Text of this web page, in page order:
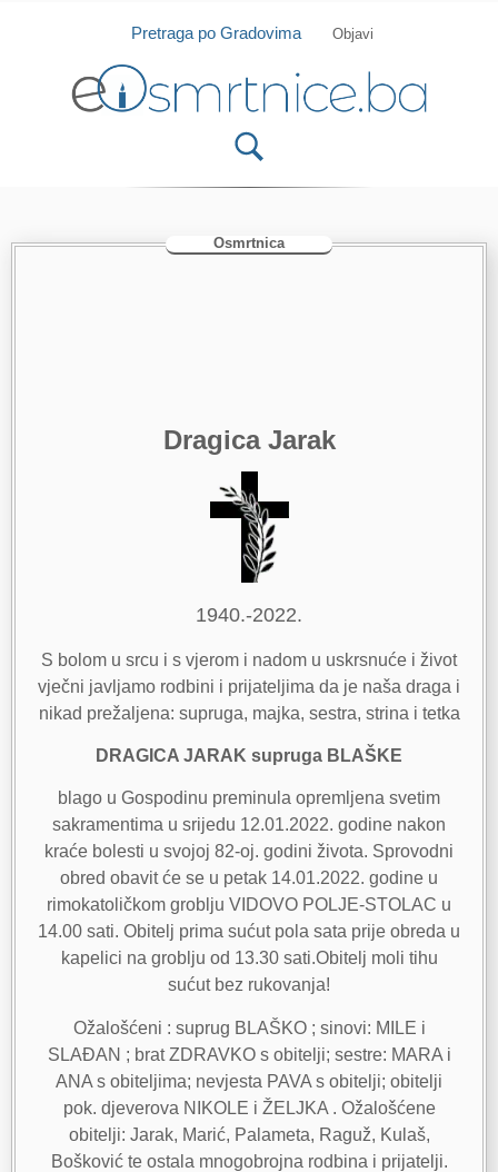
Isprobajte našu Android i IOS aplikaciju
Pretraga po Gradovima Objavi
Osmrtnica
Dragica Jarak
1940.-2022.
S bolom u srcu i s vjerom i nadom u uskrsnuće i život
vječni javljamo rodbini i prijateljima da je naša draga i
nikad prežaljena: supruga, majka, sestra, strina i tetka
DRAGICA JARAK supruga BLAŠKE
blago u Gospodinu preminula opremljena svetim
sakramentima u srijedu 12.01.2022. godine nakon
kraće bolesti u svojoj 82-oj. godini života. Sprovodni
obred obavit će se u petak 14.01.2022. godine u
rimokatoličkom groblju VIDOVO POLJE-STOLAC u
14.00 sati. Obitelj prima sućut pola sata prije obreda u
kapelici na groblju od 13.30 sati.Obitelj moli tihu
sućut bez rukovanja!
Ožalošćeni : suprug BLAŠKO ; sinovi: MILE i
SLAĐAN ; brat ZDRAVKO s obitelji; sestre: MARA i
ANA s obiteljima; nevjesta PAVA s obitelji; obitelji
pok. djeverova NIKOLE i ŽELJKA . Ožalošćene
obitelji: Jarak, Marić, Palameta, Raguž, Kulaš,
Bošković te ostala mnogobrojna rodbina i prijatelji.